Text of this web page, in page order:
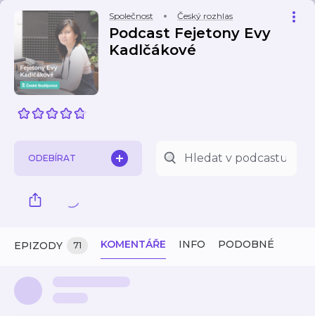
Společnost Český rozhlas
Podcast Fejetony Evy
Kadlčákové
ODEBÍRAT
EPIZODY 71 KOMENTÁŘE INFO PODOBNÉ